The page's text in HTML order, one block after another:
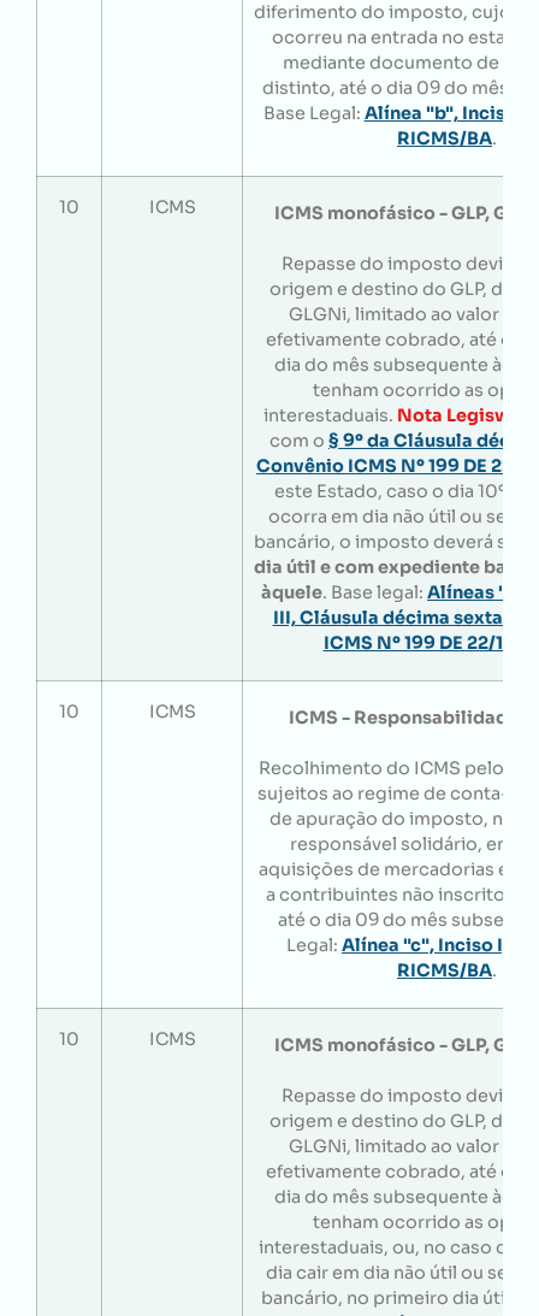
diferimento do imposto, cujo
ocorreu na entrada no
mediante documento de
distinto, até o dia 09 do mês
Base Legal: Alínea "b", Inciso I,
RICMS/BA.
10 ICMS ICMS monofásico - GLP,
Repasse do imposto devido
origem e destino do GLP, do
GLGNi, limitado ao valor do
efetivamente cobrado, até o
dia do mês subsequente
tenham ocorrido as
interestaduais. Nota Legisweb:
com o § 9º da Cláusula
Convênio ICMS Nº 199 DE 22/
este Estado, caso o dia 10º
ocorra em dia não útil ou sem
bancário, o imposto deverá ser
dia útil e com expediente
àquele. Base legal: Alíneas "a"
III, Cláusula décima sexta do
ICMS Nº 199 DE 22/12/
10 ICMS ICMS - Responsabilidade
Recolhimento do ICMS pelos
sujeitos ao regime de conta-
de apuração do imposto, na
responsável solidário, em
aquisições de mercadorias
a contribuintes não inscritos
até o dia 09 do mês
Legal: Alínea "c", Inciso I,
RICMS/BA.
10 ICMS ICMS monofásico - GLP,
Repasse do imposto devido
origem e destino do GLP, do
GLGNi, limitado ao valor do
efetivamente cobrado, até o
dia do mês subsequente
tenham ocorrido as
interestaduais, ou, no caso do
dia cair em dia não útil ou sem
bancário, no primeiro dia útil